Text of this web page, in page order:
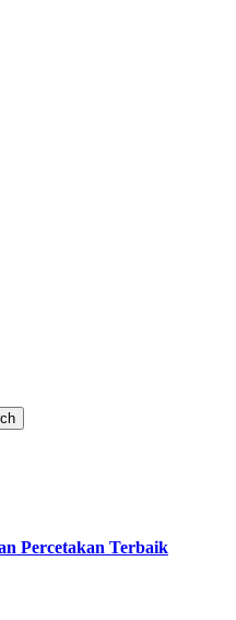
Bekasi
Tempat Alamat Jasa Pusat
Selatan Murah 24 Jam
Percetakan Terbaik